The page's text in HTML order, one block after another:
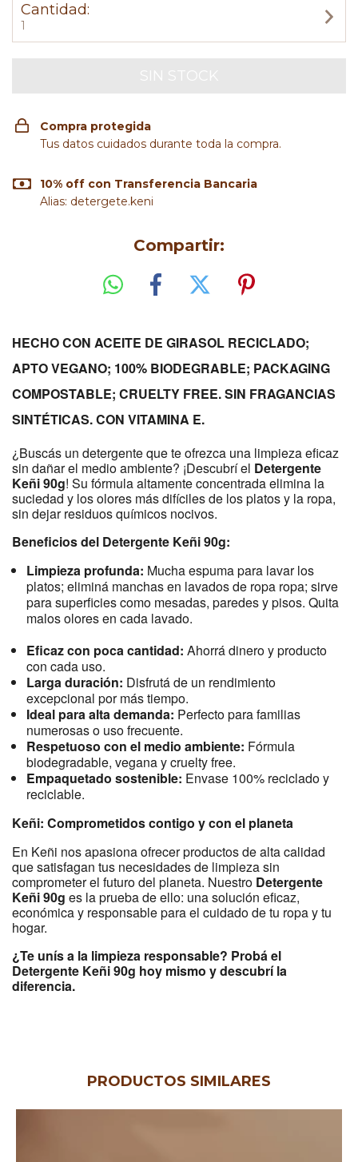
Cantidad:
1
Compra protegida
Tus datos cuidados durante toda la compra.
10% off con Transferencia Bancaria
Alias: detergete.keni
Compartir:
HECHO CON ACEITE DE GIRASOL RECICLADO;
APTO VEGANO; 100% BIODEGRABLE; PACKAGING
COMPOSTABLE; CRUELTY FREE. SIN FRAGANCIAS
SINTÉTICAS. CON VITAMINA E.
¿Buscás un detergente que te ofrezca una limpieza eficaz
sin dañar el medio ambiente? ¡Descubrí el Detergente
Keñi 90g! Su fórmula altamente concentrada elimina la
suciedad y los olores más difíciles de los platos y la ropa,
sin dejar residuos químicos nocivos.
Beneficios del Detergente Keñi 90g:
Limpieza profunda: Mucha espuma para lavar los
platos; eliminá manchas en lavados de ropa ropa; sirve
para superficies como mesadas, paredes y pisos. Quita
malos olores en cada lavado.
Eficaz con poca cantidad: Ahorrá dinero y producto
con cada uso.
Larga duración: Disfrutá de un rendimiento
excepcional por más tiempo.
Ideal para alta demanda: Perfecto para familias
numerosas o uso frecuente.
Respetuoso con el medio ambiente: Fórmula
biodegradable, vegana y cruelty free.
Empaquetado sostenible: Envase 100% reciclado y
reciclable.
Keñi: Comprometidos contigo y con el planeta
En Keñi nos apasiona ofrecer productos de alta calidad
que satisfagan tus necesidades de limpieza sin
comprometer el futuro del planeta. Nuestro Detergente
Keñi 90g es la prueba de ello: una solución eficaz,
económica y responsable para el cuidado de tu ropa y tu
hogar.
¿Te unís a la limpieza responsable? Probá el
Detergente Keñi 90g hoy mismo y descubrí la
diferencia.
PRODUCTOS SIMILARES